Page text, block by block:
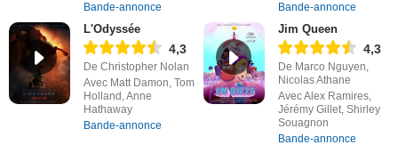
Bande-annonce
Bande-annonce
L'Odyssée
4,3
De Christopher Nolan
Avec Matt Damon, Tom
Holland, Anne
Hathaway
Bande-annonce
Jim Queen
4,3
De Marco Nguyen,
Nicolas Athane
Avec Alex Ramires,
Jérémy Gillet, Shirley
Souagnon
Bande-annonce